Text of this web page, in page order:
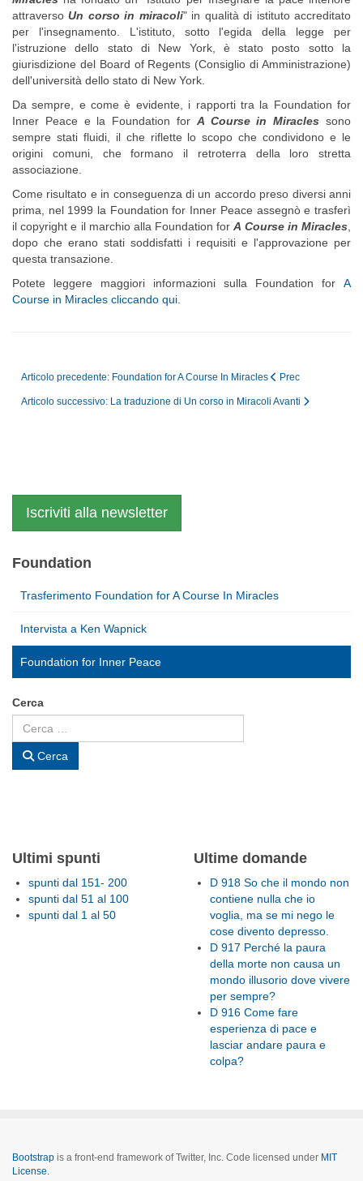
attraversoUn corso in miracoli" in qualità di istituto accreditato
per l'insegnamento. L'istituto, sotto l'egida della legge per
l'istruzione dello stato di New York, è stato posto sotto la
giurisdizione del Board of Regents (Consiglio di Amministrazione)
dell'università dello stato di New York.
Da sempre, e come è evidente, i rapporti tra la Foundation for
Inner Peace e la Foundation for A Course in Miracles sono
sempre stati fluidi, il che riflette lo scopo che condividono e le
origini comuni, che formano il retroterra della loro stretta
associazione.
Come risultato e in conseguenza di un accordo preso diversi anni
prima, nel 1999 la Foundation for Inner Peace assegnò e trasferì
il copyright e il marchio alla Foundation forA Course in Miracles
dopo che erano stati soddisfatti i requisiti e l'approvazione per
questa transazione.
Potete leggere maggiori informazioni sulla Foundation for A
Course in Miracles cliccando qui
Articolo precedente: Foundation for A Course In Miracles Prec
Articolo successivo: La traduzione di Un corso in Miracoli Avanti
Iscriviti alla newsletter
Foundation
Trasferimento Foundation for A Course In Miracles
Intervista a Ken Wapnick
Foundation for Inner Peace
Cerca
Cerca
Ultimi spunti
spunti dal 151- 200
spunti dal 51 al 100
spunti dal 1 al 50
Ultime domande
D 918 So che il mondo non
contiene nulla che io
voglia, ma se mi nego le
cose divento depresso.
D 917 Perché la paura
della morte non causa un
mondo illusorio dove vivere
per sempre?
D 916 Come fare
esperienza di pace e
lasciar andare paura e
colpa?
Bootstrap is a front-end framework of Twitter, Inc. Code licensed under MIT
License.